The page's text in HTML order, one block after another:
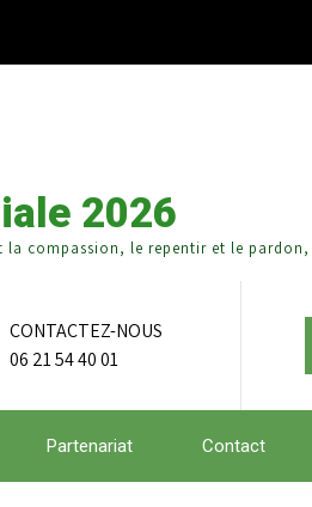
2026
compassion, le repentir et le
CONTACTEZ-NOUS
06 21 54 40 01
Partenariat Contact